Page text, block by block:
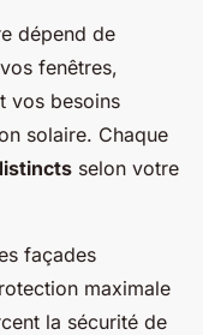
dépend de
fenêtres,
vos besoins
solaire. Chaque
selon votre
façades
maximale
la sécurité de